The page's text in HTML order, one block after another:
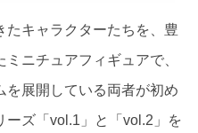
たキャラクターたちを、豊
ニチュアフィギュアで、
を展開している両者が初め
ーズ「vol.1」と「vol.2」を